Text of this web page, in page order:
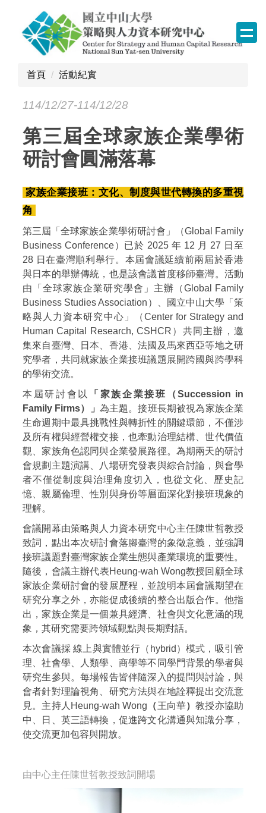
首頁 活動紀實
114/12/27-114/12/28
第三屆全球家族企業學術
研討會圓滿落幕
家族企業接班：文化、制度與世代轉換的多重視
角
第三屆「全球家族企業學術研討會」（Global Family
Business Conference）已於 2025 年 12 月 27 日至
28 日在臺灣順利舉行。本屆會議延續前兩屆於香港
與日本的舉辦傳統，也是該會議首度移師臺灣。活動
由「全球家族企業研究學會」主辦（Global Family
Business Studies Association）、國立中山大學「策
略與人力資本研究中心」（Center for Strategy and
Human Capital Research, CSHCR）共同主辦，邀
集來自臺灣、日本、香港、法國及馬來西亞等地之研
究學者，共同就家族企業接班議題展開跨國與跨學科
的學術交流。
本屆研討會以
「家族企業接班（Succession in
Family Firms）」 為主題。接班長期被視為家族企業
生命週期中最具挑戰性與轉折性的關鍵環節，不僅涉
及所有權與經營權交接，也牽動治理結構、世代價值
觀、家族角色認同與企業發展路徑。為期兩天的研討
會規劃主題演講、八場研究發表與綜合討論，與會學
者不僅從制度與治理角度切入，也從文化、歷史記
憶、親屬倫理、性別與身份等層面深化對接班現象的
理解。
會議開幕由策略與人力資本研究中心主任陳世哲教授
致詞，點出本次研討會落腳臺灣的象徵意義，並強調
接班議題對臺灣家族企業生態與產業環境的重要性。
隨後，會議主辦代表Heung-wah Wong教授回顧全球
家族企業研討會的發展歷程，並說明本屆會議期望在
研究分享之外，亦能促成後續的整合出版合作。他指
出，家族企業是一個兼具經濟、社會與文化意涵的現
象，其研究需要跨領域觀點與長期對話。
本次會議採 線上與實體並行（hybrid）模式，吸引管
理、社會學、人類學、商學等不同學門背景的學者與
研究生參與。每場報告皆伴隨深入的提問與討論，與
會者針對理論視角、研究方法與在地詮釋提出交流意
見。主持人Heung-wah Wong （王向華）教授亦協助
中、日、英三語轉換，促進跨文化溝通與知識分享，
使交流更加包容與開放。
由中心主任陳世哲教授致詞開場